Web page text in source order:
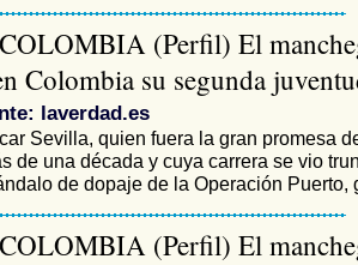
(Perfil) El
Colombia su segunda
laverdad.es
Sevilla, quien fuera la gran promesa
de una década y cuya carrera se vio
de dopaje de la Operación Puerto,
(Perfil) El